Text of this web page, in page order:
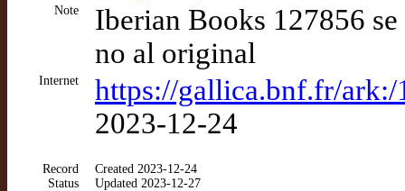
Note
Iberian Books 127856
no al original
Internet
https://gallica.bnf.fr/
2023-12-24
Record
Status
Created 2023-12-24
Updated 2023-12-27